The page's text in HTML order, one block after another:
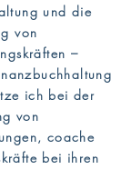
und die
von
–
ich bei der
von
coache
bei ihren